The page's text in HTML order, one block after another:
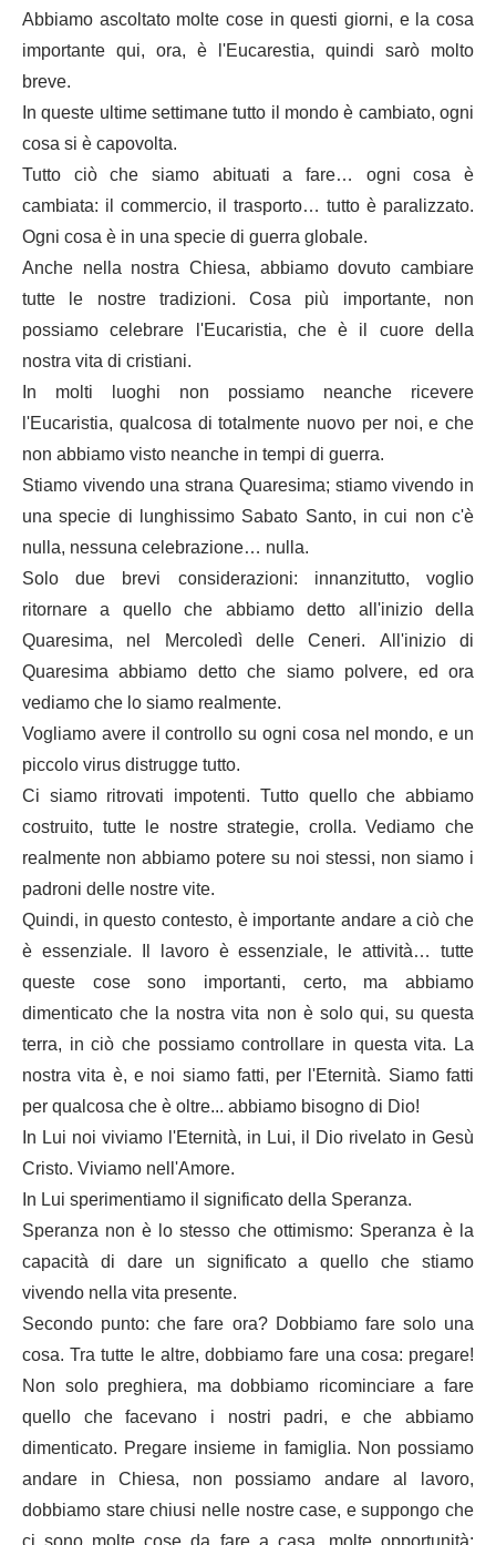
Abbiamo ascoltato molte cose in questi giorni, e la cosa
importante qui, ora, è l'Eucarestia, quindi sarò molto
breve.
In queste ultime settimane tutto il mondo è cambiato, ogni
cosa si è capovolta.
Tutto ciò che siamo abituati a fare… ogni cosa è
cambiata: il commercio, il trasporto… tutto è paralizzato.
Ogni cosa è in una specie di guerra globale.
Anche nella nostra Chiesa, abbiamo dovuto cambiare
tutte le nostre tradizioni. Cosa più importante, non
possiamo celebrare l'Eucaristia, che è il cuore della
nostra vita di cristiani.
In molti luoghi non possiamo neanche ricevere
l'Eucaristia, qualcosa di totalmente nuovo per noi, e che
non abbiamo visto neanche in tempi di guerra.
Stiamo vivendo una strana Quaresima; stiamo vivendo in
una specie di lunghissimo Sabato Santo, in cui non c'è
nulla, nessuna celebrazione… nulla.
Solo due brevi considerazioni: innanzitutto, voglio
ritornare a quello che abbiamo detto all'inizio della
Quaresima, nel Mercoledì delle Ceneri. All'inizio di
Quaresima abbiamo detto che siamo polvere, ed ora
vediamo che lo siamo realmente.
Vogliamo avere il controllo su ogni cosa nel mondo, e un
piccolo virus distrugge tutto.
Ci siamo ritrovati impotenti. Tutto quello che abbiamo
costruito, tutte le nostre strategie, crolla. Vediamo che
realmente non abbiamo potere su noi stessi, non siamo i
padroni delle nostre vite.
Quindi, in questo contesto, è importante andare a ciò che
è essenziale. Il lavoro è essenziale, le attività… tutte
queste cose sono importanti, certo, ma abbiamo
dimenticato che la nostra vita non è solo qui, su questa
terra, in ciò che possiamo controllare in questa vita. La
nostra vita è, e noi siamo fatti, per l'Eternità. Siamo fatti
per qualcosa che è oltre... abbiamo bisogno di Dio!
In Lui noi viviamo l'Eternità, in Lui, il Dio rivelato in Gesù
Cristo. Viviamo nell'Amore.
In Lui sperimentiamo il significato della Speranza.
Speranza non è lo stesso che ottimismo: Speranza è la
capacità di dare un significato a quello che stiamo
vivendo nella vita presente.
Secondo punto: che fare ora? Dobbiamo fare solo una
cosa. Tra tutte le altre, dobbiamo fare una cosa: pregare!
Non solo preghiera, ma dobbiamo ricominciare a fare
quello che facevano i nostri padri, e che abbiamo
dimenticato. Pregare insieme in famiglia. Non possiamo
andare in Chiesa, non possiamo andare al lavoro,
dobbiamo stare chiusi nelle nostre case, e suppongo che